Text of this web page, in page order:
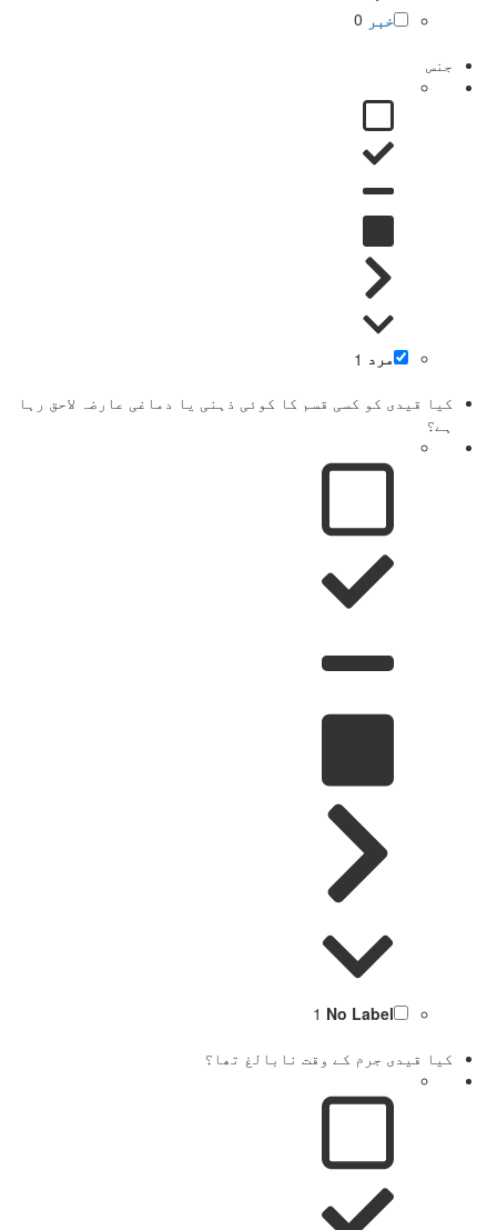
خبر 0
جنس
مرد 1
کیا قیدی کو کسی قسم کا کوئی ذہنی یا دماغی عارضہ لاحق رہا
ہے؟
No Label
1
کیا قیدی جرم کے وقت نابالغ تھا؟